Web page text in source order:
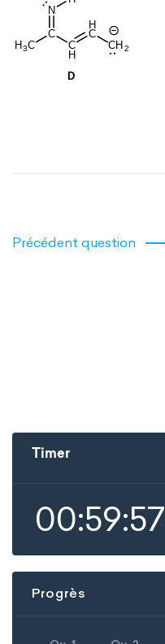
Précédent question
Timer
00:59:57
Progrès